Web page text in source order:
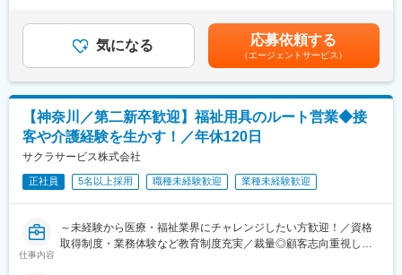
・ 介護用品からリフォームまで生活の質改善に向けてご提案
・ 売って終わりではなく、定期的に訪問し使用状況等を確認
※ 17時頃には事務所へ帰社（基本19時頃には退社）します。
■フォロー体制：
社内には建築士やケアマネジャー、作業療法士など各分野のエキ
スパートが在籍。営業先で専門的な問い合わせを受けた場合も、
社内の力を借りれば即座に解決できます。また商品の受発注は事
務スタッフがサポートします。
■インセンティブについて
年2回のインセンティブがあり、平均20万円前後。最大50万円支
給も可能です。
携を通じて最適な商品・サービスを届けられることが、この仕事
の大きなやりがいです。単なる営業にとどまらず、地域の介護を
支える社会貢献性の高い役割を担えます。
▼担当地域のケアマネジャーに対してのアプローチ
・まずは既存顧客の引継ぎを受け、新商品のご案内等をしながら
関係構築をしていきます。
・日々の活動を通し、信頼を得ていくことでご紹介をいただきな
がら活動の幅を広げていきます。
また、実際に商品を販売していく先は要介護者の方となります。
※ケアマネジャーとは：
介護を受ける要介護者の心身の状況に応じ、適切な介護サービス
を利用できるよう相談に応じたり、市町村や事業所との連絡・調
整を行ったりする専門職です。
下する可能性があります。月給(月額)は固定手当を含めた表記で
す。
気になる 応募依頼する
（エージェントサービス）
【神奈川／第二新卒歓迎】福祉用具のルート営業◆接
客や介護経験を生かす！／年休120日
サクラサービス株式会社
正社員 5名以上採用 職種未経験歓迎 業種未経験歓迎
仕事内容
～未経験から医療・福祉業界にチャレンジしたい方歓迎！／資格
取得制度・業務体験など教育制度充実／裁量◎顧客志向重視した